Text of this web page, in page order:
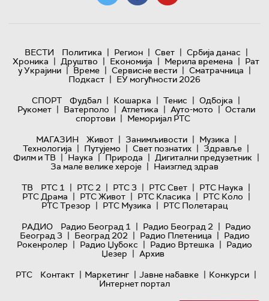
ВЕСТИ Политика | Регион | Свет | Србија данас |
Хроника | Друштво | Економија | Мерила времена | Рат
у Украјини | Време | Сервисне вести | Сматрачница |
Подкаст | ЕУ могућности 2026
СПОРТ
Фудбал | Кошарка | Тенис | Одбојка |
Рукомет | Ватерполо | Атлетика | Ауто-мото | Остали
спортови | Меморијал РТС
МАГАЗИН
Живот | Занимљивости | Музика |
Технологијa | Путујемо | Свет познатих | Здравље |
Филм и ТВ | Наука | Природа | Дигитални предузетник |
За мале велике хероје | Наизглед здрав
ТВ
РТС 1 | РТС 2 | РТС 3 | РТС Свет | РТС Наука |
РТС Драма | РТС Живот | РТС Класика | РТС Коло |
РТС Трезор | РТС Музика | РТС Полетарац
РАДИО
Радио Београд 1 | Радио Београд 2 | Радио
Београд 3 | Београд 202 | Радио Плетеница | Радио
Рокенролер | Радио Џубокс | Радио Вртешка | Радио
Џезер | Архив
РТС
Контакт | Маркетинг | Јавне набавке | Конкурси |
Интернет портал